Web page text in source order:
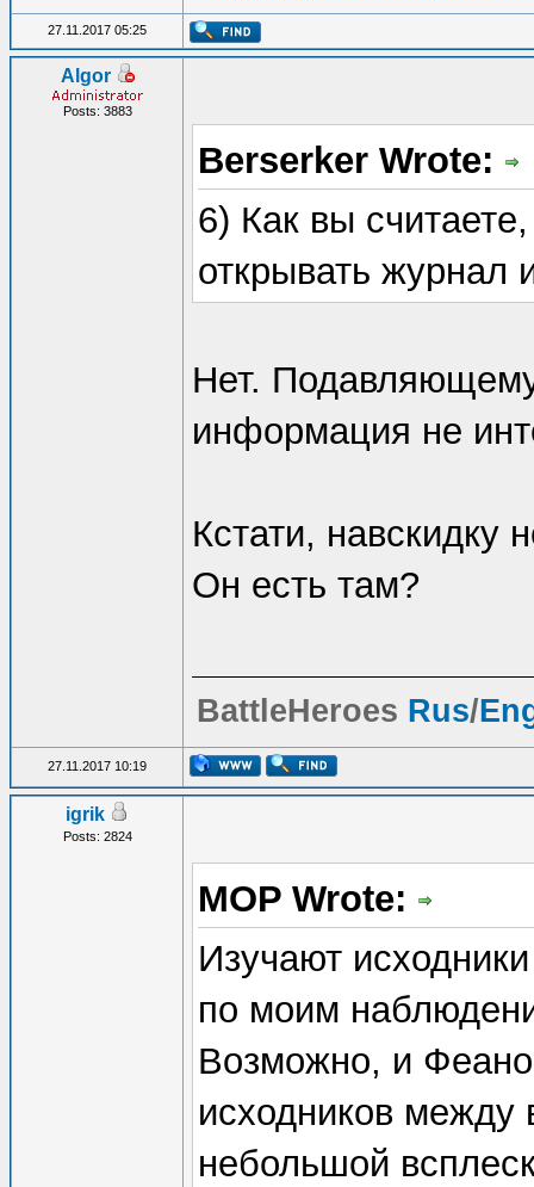
27.11.2017 05:25
Algor
Posts: 3883
Berserker Wrote:
6) Как вы
открывать журнал
Нет.
информация не
Кстати, навскидку
Он есть там?
BattleHeroes Rus/
27.11.2017 10:19
igrik
Posts: 2824
MOP Wrote:
Изучают
по моим
Возможно, и
исходников
небольшой